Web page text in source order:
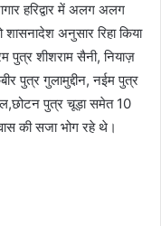
हरिद्वार में अलग अलग
अनुसार रिहा किया
पुत्र शीशराम सैनी, नियाज़
पुत्र गुलामुद्दीन, नईम पुत्र
पुत्र चूड़ा समेत 10
की सजा भोग रहे थे।